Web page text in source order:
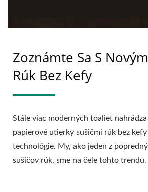
Zoznámte Sa S
Rúk Bez Kefy
Stále viac moderných toaliet
papierové utierky sušičmi rúk bez
technológie. My, ako jeden z
sušičov rúk, sme na čele tohto trendu.